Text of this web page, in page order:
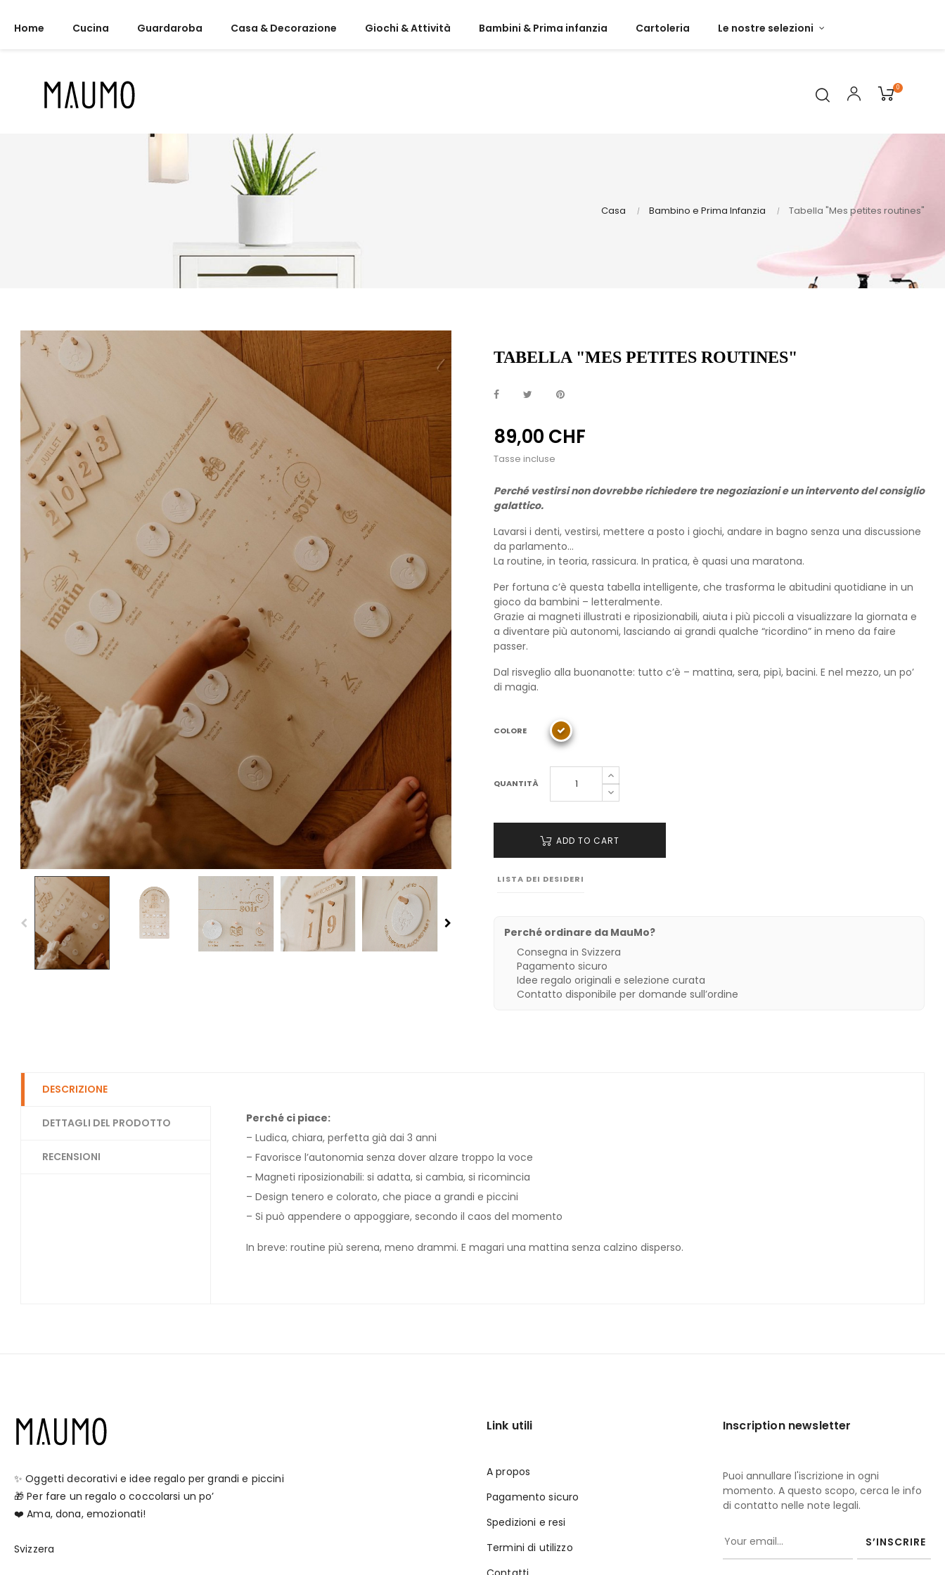
Home Cucina Guardaroba Casa & Decorazione Giochi & Attività Bambini & Prima infanzia Cartoleria Le nostre selezioni
0
Casa Bambino e Prima Infanzia Tabella "Mes petites routines"
TABELLA "MES PETITES ROUTINES"
89,00 CHF
Tasse incluse
Perché vestirsi non dovrebbe richiedere tre negoziazioni e un intervento del consiglio
galattico.
Lavarsi i denti, vestirsi, mettere a posto i giochi, andare in bagno senza una discussione
da parlamento...
La routine, in teoria, rassicura. In pratica, è quasi una maratona.
Per fortuna c’è questa tabella intelligente, che trasforma le abitudini quotidiane in un
gioco da bambini – letteralmente.
Grazie ai magneti illustrati e riposizionabili, aiuta i più piccoli a visualizzare la giornata e
a diventare più autonomi, lasciando ai grandi qualche “ricordino” in meno da faire
passer.
Dal risveglio alla buonanotte: tutto c’è – mattina, sera, pipì, bacini. E nel mezzo, un po’
di magia.
COLORE
QUANTITÀ
ADD TO CART
LISTA DEI DESIDERI
Perché ordinare da MauMo?
Consegna in Svizzera
Pagamento sicuro
Idee regalo originali e selezione curata
Contatto disponibile per domande sull’ordine
DESCRIZIONE
DETTAGLI DEL PRODOTTO
RECENSIONI
Perché ci piace:
– Ludica, chiara, perfetta già dai 3 anni
– Favorisce l’autonomia senza dover alzare troppo la voce
– Magneti riposizionabili: si adatta, si cambia, si ricomincia
– Design tenero e colorato, che piace a grandi e piccini
– Si può appendere o appoggiare, secondo il caos del momento
In breve: routine più serena, meno drammi. E magari una mattina senza calzino disperso.
✨ Oggetti decorativi e idee regalo per grandi e piccini
🎁 Per fare un regalo o coccolarsi un po’
❤️ Ama, dona, emozionati!
Svizzera
Link utili
A propos
Pagamento sicuro
Spedizioni e resi
Termini di utilizzo
Inscription newsletter
Puoi annullare l'iscrizione in ogni
momento. A questo scopo, cerca le info
di contatto nelle note legali.
S’INSCRIRE